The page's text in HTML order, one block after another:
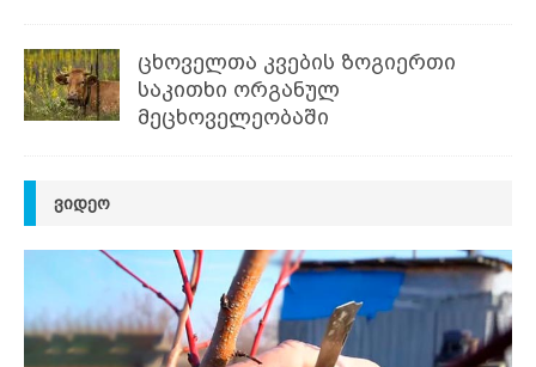
ცხოველთა კვების ზოგიერთი
საკითხი ორგანულ
მეცხოველეობაში
ᲕᲘᲓᲔᲝ